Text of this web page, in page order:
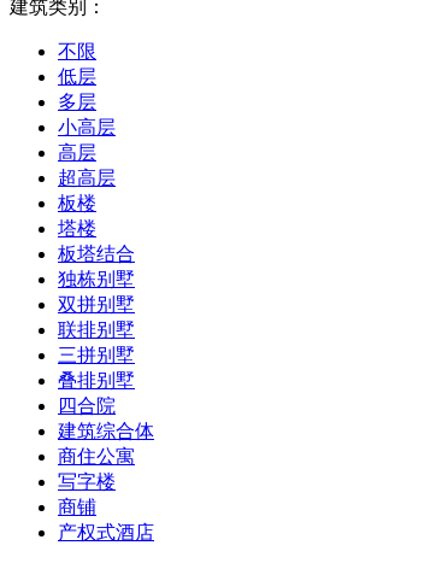
建筑类别：
不限
低层
多层
小高层
高层
超高层
板楼
塔楼
板塔结合
独栋别墅
双拼别墅
联排别墅
三拼别墅
叠排别墅
四合院
建筑综合体
商住公寓
写字楼
商铺
产权式酒店